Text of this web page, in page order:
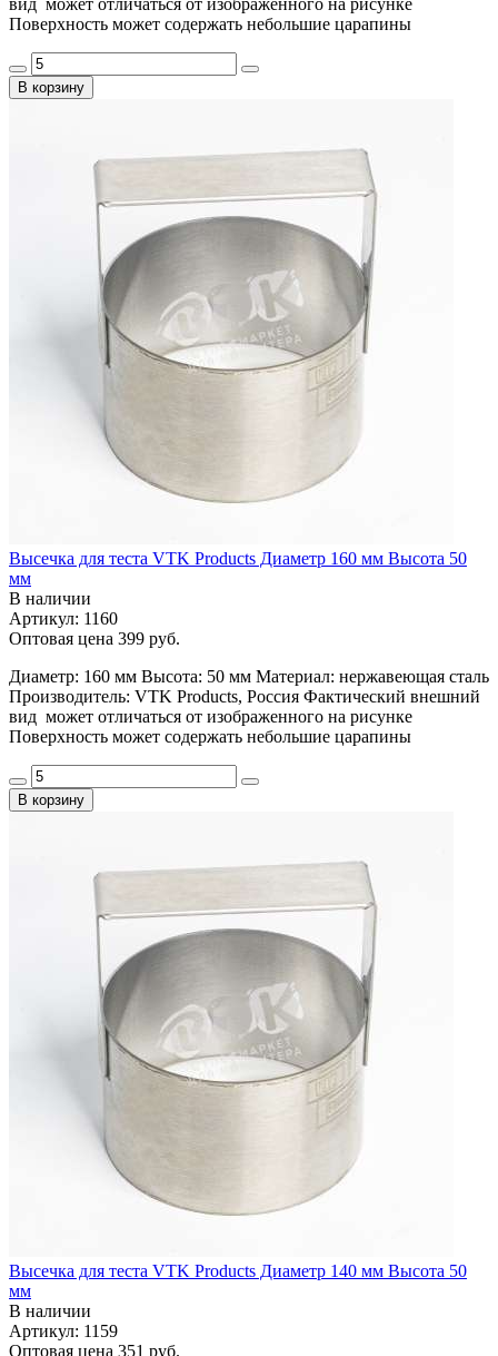
вид может отличаться от изображенного на рисунке
Поверхность может содержать небольшие царапины
В корзину
Высечка для теста VTK Products Диаметр 160 мм Высота 50
мм
В наличии
Артикул: 1160
Оптовая цена 399 руб.
Диаметр: 160 мм Высота: 50 мм Материал: нержавеющая сталь
Производитель: VTK Products, Россия Фактический внешний
вид может отличаться от изображенного на рисунке
Поверхность может содержать небольшие царапины
В корзину
Высечка для теста VTK Products Диаметр 140 мм Высота 50
мм
В наличии
Артикул: 1159
Оптовая цена 351 руб.